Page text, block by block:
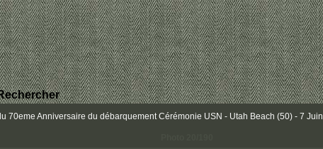
70eme Anniversaire du débarquement Cérémonie USN - Utah Beach (50) - 7 Juin